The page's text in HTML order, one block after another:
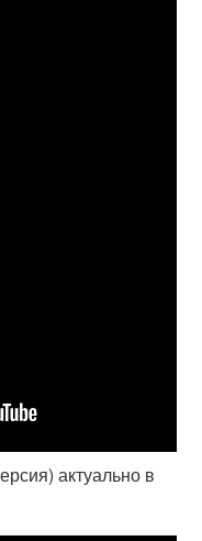
актуально в